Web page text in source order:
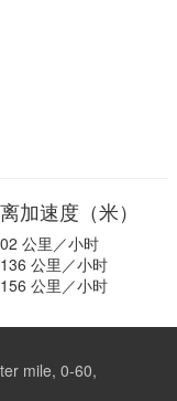
加速度（米）
公里／小时
公里／小时
公里／小时
mile, 0-60,